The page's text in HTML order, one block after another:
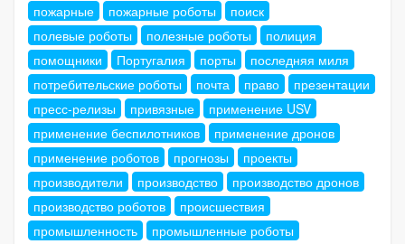
пожарные
пожарные роботы
поиск
полевые роботы
полезные роботы
полиция
помощники
Португалия порты
последняя миля
потребительские роботы
почта право
презентации
пресс-релизы
привязные
применение USV
применение беспилотников
применение дронов
применение роботов
прогнозы
проекты
производители
производство
производство дронов
производство роботов
происшествия
промышленность
промышленные роботы